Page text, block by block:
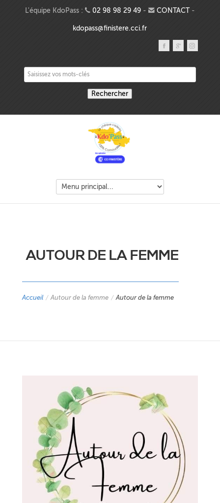
Aller au contenu principal
L'équipe KdoPass : 02 98 98 29 49- CONTACT-
kdopass@finistere.cci.fr
Saisissez vos mots-clés
AUTOUR DE LA FEMME
Accueil / Autour de la femme / Autour de la femme